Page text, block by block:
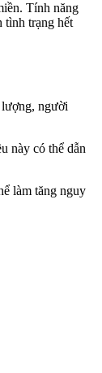
Tính năng
tình trạng hết
người
này có thể dẫn
làm tăng nguy